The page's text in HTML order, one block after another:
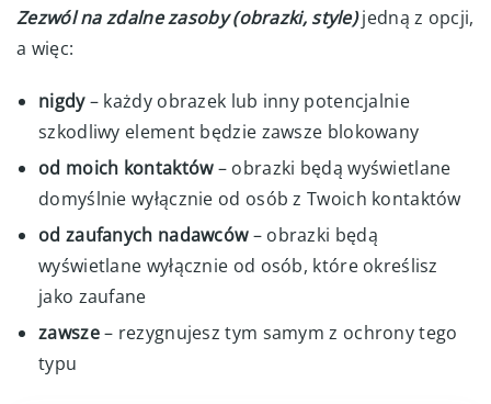
Zezwól na zdalne zasoby (obrazki, style)jedną z opcji,
a więc:
nigdy– każdy obrazek lub inny potencjalnie
szkodliwy element będzie zawsze blokowany
od moich kontaktów– obrazki będą wyświetlane
domyślnie wyłącznie od osób z Twoich kontaktów
od zaufanych nadawców– obrazki będą
wyświetlane wyłącznie od osób, które określisz
jako zaufane
zawsze– rezygnujesz tym samym z ochrony tego
typu